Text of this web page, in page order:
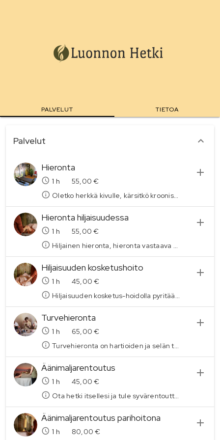
PALVELUT TIETOA
Palvelut
Hieronta
1 h
55,00 €
Oletko herkkä kivulle, kärsitkö kroonisesta kivusta, fibrosta tai aistiyliherkkyydestä? Jätätkö heirojalle menon väliin sen tuottaman kivun vuoksi tai kehosi palautuu siitä hitaasti? Oman kokemuksen myötä tunnen nämä ongelmat! Tästä syystä tarjoan hierontaa ja kivunlievitystä kyseisistä asioista kärsiville. Alkuhaastattelujen ja tutkimusten perusteella suunnitellaan yhdessä tuleva hoito juuri sinulle sopivaksi. Kuuntelen sinua ja kehoasi mitä se juuri nyt pystyy ottamaan vastaan ja keskityn niihin alueisiin jotka ovat tällä hetkellä akuutteja, eli hoito on spesifististä. Toki asikaana voi olla kuka tahansa vaivasta riippumatta, pystyn tekniikoita hyödyntäen säätelemään voimankäyttöä tarpeen mukaan hoidonaikana.
Hieronta hiljaisuudessa
1 h
55,00 €
Hiljainen hieronta, hieronta vastaava kuin yllä kuvattuna. Valitse tämä jos haluat rentoutua kaikessa rauhassa ilman sosiaalista painetta. Alkukartoitus keskustelun jälkeen saat nauttia hiljaisuudesta. Mahdollista saada myös rentouttavaa taustamusiikkia, kerro tästä aikaa varatessasi. HUOM! MAKSU KÄTEISELLÄ TOISTAISEKSI!
Hiljaisuuden kosketushoito
1 h
45,00 €
Hiljaisuuden kosketus-hoidolla pyritään useiden eri tekniikoiden avulla auttamaan kehoa ja mieltä rentoutumaan ja rauhoittumaan. Vagushermo on merkittävä kehomme autonomisen hermoston säätelijä. Vagus- eli kiertäjähermo on aivohermo, joka kulkee kehomme läpi aivorungosta suolistoon asti. Aktivoimalla vagushermoa voit edistää terveyttäsi. Elimistön ylikierrokset vaikuttavat myös hengitykseemme, joka voi muuttua jännityksen takia pinnalliseksi. Rentoutuminen on siis tärkeää niin kehon kuin mielen hyvinvoinnin takia. Hoito koostuu neljästä osa-alueesta: 1. Hengityksestä 2. Rentoutumisesta 3. Kosketuksesta 4. Äänistä (rentouttavasta musiikista) ja äänimaljan värähtelystä. Kesto 60 min, varaa aikaa hieman enemmän, jotta saat rauhassa palauta pienen hetken.
Turvehieronta
1 h
65,00 €
Turvehieronta on hartioiden ja selän tehokas kivun ja jännityksen poistaja. Turvehaudehoito vaikuttaa syvälle lihaksiin rentouttaen ja tehostaen nestekiertoa. Lämmin turve levitetään selkä-hartialihaksille jonka jälkeen laitettaan lämpöpakkaus hoidettavalle alueelle. Hoidon vaikutusaikana hierotaan kädet, pää ja lopuksi käsitellän kevyesti selkälihakset. Hoidon kesto 60 min, varaa aikaa hieman enemmän, tiloissa on mahdollista käydä suihkussa hoidon jälkeen sekä aikaa elpymiseen. Hintaan sisältyy, pyyhe suihkussa käyntiä varten, sekä mehua, oma huone elpymiseen hoidon jälkeen. Hoitoturve on kasviperäinen luonnontuote, joka sisältää luonnon estrogeenejä. Sen terapeuttinen vaikutus perustuu turpeen sisältämiin bioaktiivisiin ainesosiin ja syvälämpövaikutukseen. Käytän turvehoidoissani Lehtosuon hoitoturvetta, se on syntynyt suossa tuhansien vuosien aikana.
Äänimaljarentoutus
1 h
45,00 €
Ota hetki itsellesi ja tule syvärentouttavaan äänimaljarentoutukseen. Yksilöhoidossa pötkötellään rennosti hoitopöydällä viltin alla ja hoito toteutetaan asettamalla äänimaljoja keholle ja soittamalla niitä kevyesti. Maljojen äänet ja värähtely rentouttavat sekä kehoa että mieltä. Se sopii lähes kaikille, mutta maljoja ei laiteta keholle raskauden aikana, syöpähoitojen ollessa kesken tai jos sinulla on sydämen tahdistin.
Äänimaljarentoutus parihoitona
1 h 80,00 €